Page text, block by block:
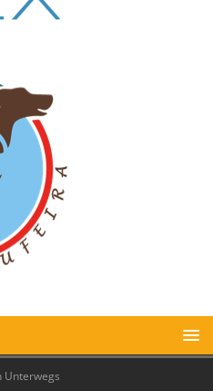
Unterwegs